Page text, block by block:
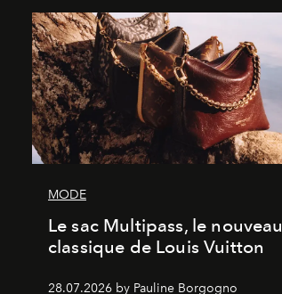
MODE
Le sac Multipass, le nouveau
classique de Louis Vuitton
28.07.2026 by Pauline Borgogno